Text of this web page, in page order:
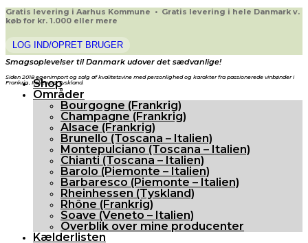
Gratis levering i Aarhus Kommune • Gratis levering i hele Danmark v.
køb for kr. 1.000 eller mere
LOG IND/OPRET BRUGER
Smagsoplevelser til Danmark udover det sædvanlige!
Siden 2018 egenimport og salg af kvalitetsvine med personlighed og karakter fra passionerede vinbønder i
Frankrig, Italien og Tyskland.
Shop
Områder
Bourgogne (Frankrig)
Champagne (Frankrig)
Alsace (Frankrig)
Brunello (Toscana – Italien)
Montepulciano (Toscana – Italien)
Chianti (Toscana – Italien)
Barolo (Piemonte – Italien)
Barbaresco (Piemonte – Italien)
Rheinhessen (Tyskland)
Rhône (Frankrig)
Soave (Veneto – Italien)
Overblik over mine producenter
Kælderlisten